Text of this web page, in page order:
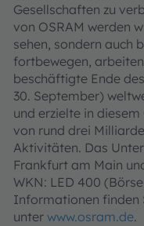
Gesellschaften zu
von OSRAM werden
sehen, sondern auch
fortbewegen,
beschäftigte Ende
30. September)
und erzielte in
von rund drei
Aktivitäten. Das
Frankfurt am Main
WKN: LED 400
Informationen finden
unter www.osram.de.